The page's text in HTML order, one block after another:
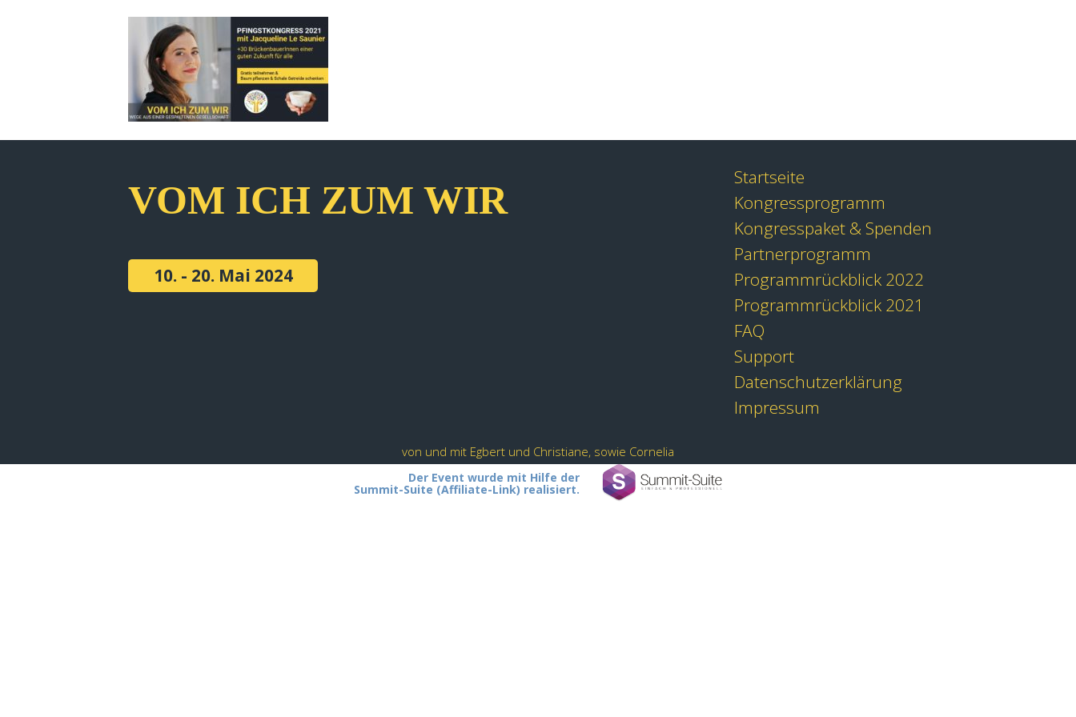
VOM ICH ZUM WIR
10. - 20. Mai 2024
Startseite
Kongressprogramm
Kongresspaket & Spenden
Partnerprogramm
Programmrückblick 2022
Programmrückblick 2021
FAQ
Support
Datenschutzerklärung
Impressum
von und mit Egbert und Christiane, sowie Cornelia
Der Event wurde mit Hilfe der
Summit-Suite (Affiliate-Link) realisiert.